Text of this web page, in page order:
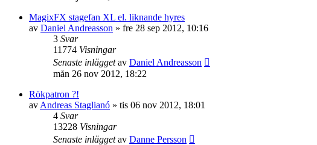
MagixFX stagefan XL el. liknande hyres
av Daniel Andreasson » fre 28 sep 2012, 10:16
3 Svar
11774 Visningar
Senaste inläggetav Daniel Andreasson
mån 26 nov 2012, 18:22
Rökpatron ?!
av Andreas Staglianó » tis 06 nov 2012, 18:01
4 Svar
13228 Visningar
Senaste inläggetav Danne Persson